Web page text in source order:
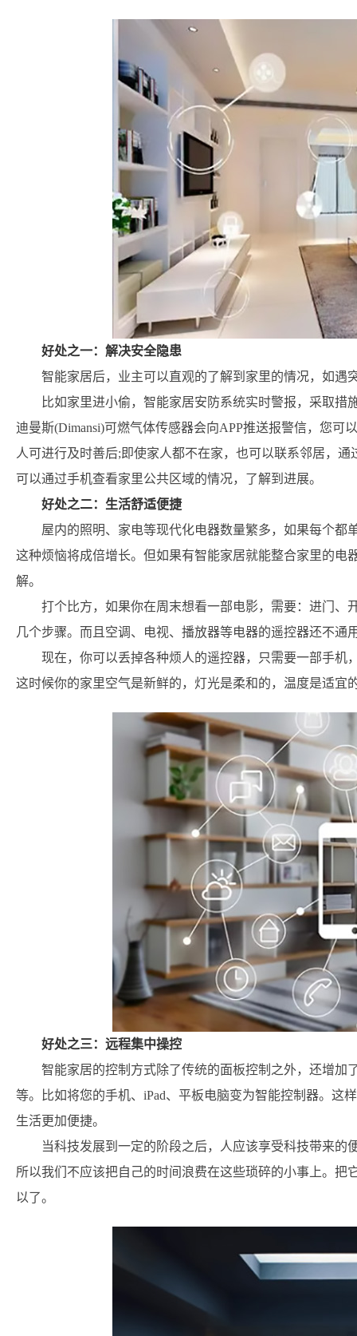
好处之一：解决安全隐患
智能家居后，业主可以直观的了解到家里的情况，如遇
比如家里进小偷，智能家居安防系统实时警报，采取
迪曼斯(Dimansi)可燃气体传感器会向APP推送报警信，您
人可进行及时善后;即使家人都不在家，也可以联系邻居，
可以通过手机查看家里公共区域的情况，了解到进展。
好处之二：生活舒适便捷
屋内的照明、家电等现代化电器数量繁多，如果每个
这种烦恼将成倍增长。但如果有智能家居就能整合家里的电
解。
打个比方，如果你在周末想看一部电影，需要：进门、
几个步骤。而且空调、电视、播放器等电器的遥控器还不通
现在，你可以丢掉各种烦人的遥控器，只需要一部手机
这时候你的家里空气是新鲜的，灯光是柔和的，温度是适宜
好处之三：远程集中操控
智能家居的控制方式除了传统的面板控制之外，还增加
等。比如将您的手机、iPad、平板电脑变为智能控制器。这
生活更加便捷。
当科技发展到一定的阶段之后，人应该享受科技带来
所以我们不应该把自己的时间浪费在这些琐碎的小事上。
以了。